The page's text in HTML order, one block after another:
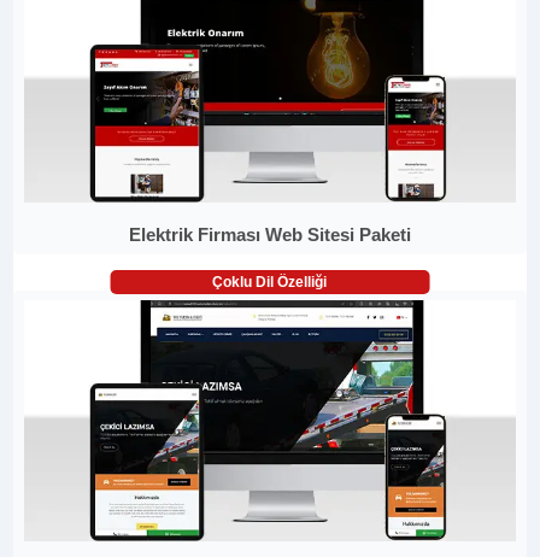
Elektrik Firması Web Sitesi Paketi
Çoklu Dil Özelliği